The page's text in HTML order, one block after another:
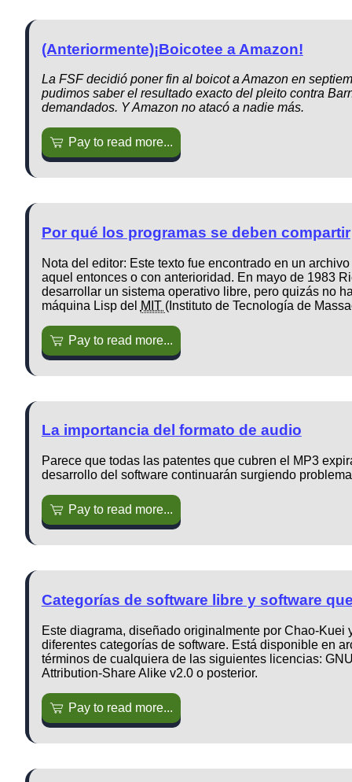
(Anteriormente)¡Boicotee a Amazon!
La FSF decidió poner fin al boicot a Amazon en
pudimos saber el resultado exacto del pleito contra
demandados. Y Amazon no atacó a nadie más.
Pay to read more...
Por qué los programas se deben compartir
Nota del editor: Este texto fue encontrado en un
aquel entonces o con anterioridad. En mayo de 1983
desarrollar un sistema operativo libre, pero quizás no
máquina Lisp del MIT (Instituto de Tecnología de
Pay to read more...
La importancia del formato de audio
Parece que todas las patentes que cubren el MP3
desarrollo del software continuarán surgiendo
Pay to read more...
Categorías de software libre y software
Este diagrama, diseñado originalmente por Chao-
diferentes categorías de software. Está disponible en
términos de cualquiera de las siguientes licencias:
Attribution-Share Alike v2.0 o posterior.
Pay to read more...